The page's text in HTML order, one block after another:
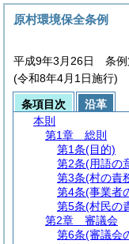
原村環境保全条例
平成9年3月26日 条例
(令和8年4月1日施行)
条項目次
沿革
本則
第1章
総則
第1条(目的)
第2条(用語の
第3条(村の責
第4条(事業者
第5条(村民の
第2章
審議会
第6条(審議会